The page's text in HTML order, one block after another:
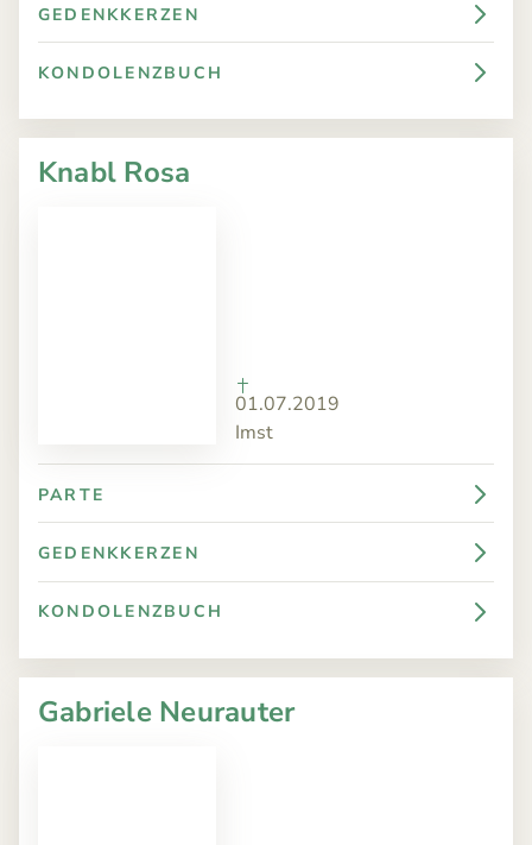
GEDENKKERZEN
KONDOLENZBUCH
Knabl Rosa
01.07.2019
Imst
PARTE
GEDENKKERZEN
KONDOLENZBUCH
Gabriele Neurauter